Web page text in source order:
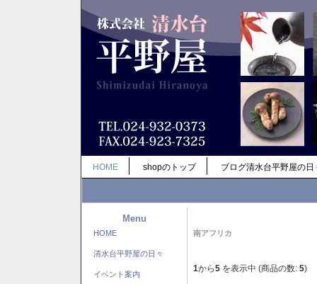
HOME shopのトップ ブログ清水台平野屋の日
Menu
HOME
清水台平野屋の日々
イベント案内
南アフリカ
1から5 を表示中 (商品の数: 5)